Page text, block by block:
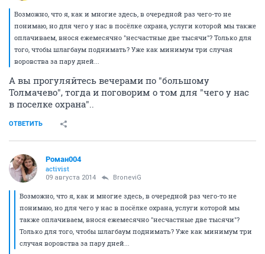
Возможно, что я, как и многие здесь, в очередной раз чего-то не
понимаю, но для чего у нас в посёлке охрана, услуги которой мы также
оплачиваем, внося ежемесячно "несчастные две тысячи"? Только для
того, чтобы шлагбаум поднимать? Уже как минимум три случая
воровства за пару дней...
А вы прогуляйтесь вечерами по "большому
Толмачево", тогда и поговорим о том для "чего у нас
в поселке охрана"..
ОТВЕТИТЬ
Роман004
activist
09 августа 2014 BroneviG
Возможно, что я, как и многие здесь, в очередной раз чего-то не
понимаю, но для чего у нас в посёлке охрана, услуги которой мы
также оплачиваем, внося ежемесячно "несчастные две тысячи"?
Только для того, чтобы шлагбаум поднимать? Уже как минимум три
случая воровства за пару дней...